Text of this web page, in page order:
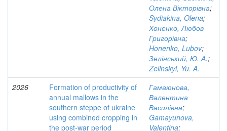
Олена Вікторівна;
Sydiakina, Olena;
Хоненко, Любов
Григорівна;
Honenko, Lubov;
Зелінський, Ю. А.;
Zelinskyi, Yu. A.
2026
Formation of productivity of
annual mallows in the
southern steppe of ukraine
using combined cropping in
the post-war period
Гамаюнова,
Валентина
Василівна;
Gamayunova,
Valentina;